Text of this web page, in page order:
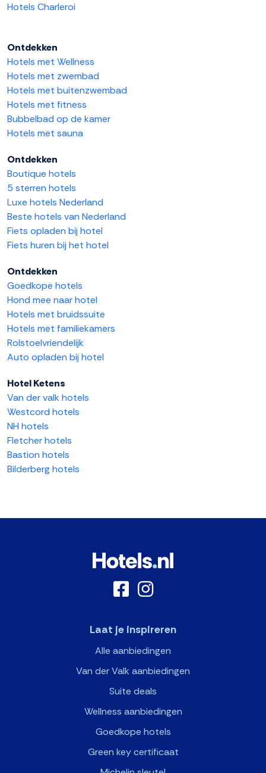
Hotels Charleroi
Ontdekken
Hotels met Wellness
Hotels met zwembad
Hotels met buitenzwembad
Hotels met fitness
Bubbelbad op de kamer
Hotels met sauna
Ontdekken
Boutique hotels
5 sterren hotels
Luxe hotels Nederland
Beste hotels van Nederland
Fiets opladen bij hotel
Fiets huren bij het hotel
Ontdekken
Goedkope hotels
Hond mee naar hotel
Hotels met bruidssuite
Hotels met familiekamers
Rolstoelvriendelijk
Auto opladen bij hotel
Hotel Ketens
Van der valk hotels
Westcord hotels
NH hotels
Fletcher hotels
Bastion hotels
Bilderberg hotels
Laat je inspireren
Alle aanbiedingen
Van der Valk aanbiedingen
Suite deals
Wellness aanbiedingen
Goedkope hotels
Green key certificaat